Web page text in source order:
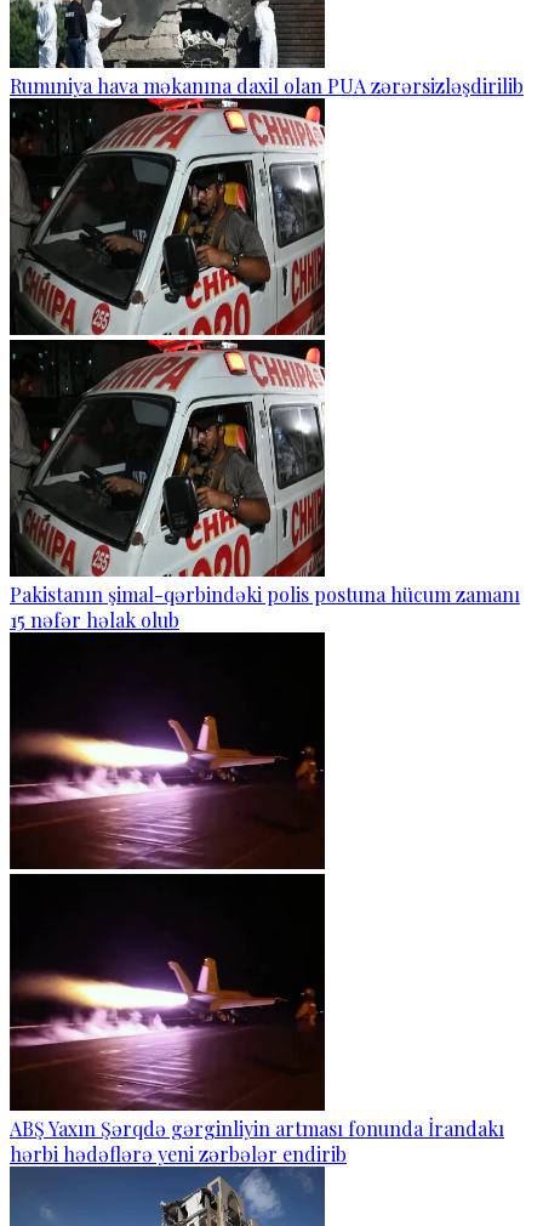
Rumıniya hava məkanına daxil olan PUA zərərsizləşdirilib
Pakistanın şimal-qərbindəki polis postuna hücum zamanı
15 nəfər həlak olub
ABŞ Yaxın Şərqdə gərginliyin artması fonunda İrandakı
hərbi hədəflərə yeni zərbələr endirib